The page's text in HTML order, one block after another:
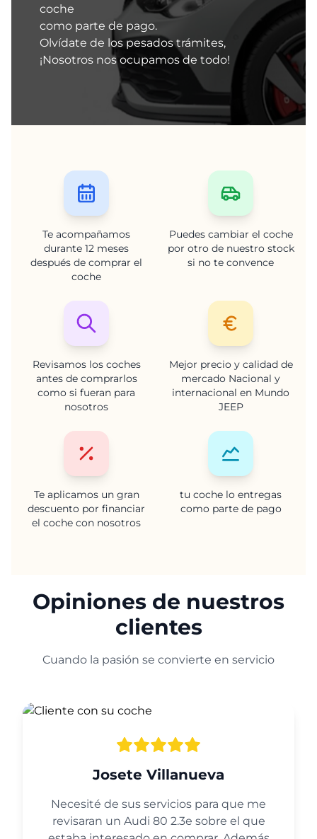
coche
como parte de pago.
Olvídate de los pesados trámites,
¡Nosotros nos ocupamos de todo!
Te acompañamos
durante 12 meses
después de comprar el
coche
Puedes cambiar el coche
por otro de nuestro stock
si no te convence
Revisamos los coches
antes de comprarlos
como si fueran para
nosotros
Mejor precio y calidad de
mercado Nacional y
internacional en Mundo
JEEP
Te aplicamos un gran
descuento por financiar
el coche con nosotros
tu coche lo entregas
como parte de pago
Opiniones de nuestros
clientes
Cuando la pasión se convierte en servicio
Josete Villanueva
Necesité de sus servicios para que me
revisaran un Audi 80 2.3e sobre el que